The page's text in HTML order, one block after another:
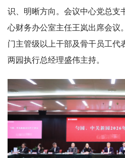
识、明晰方向。会议中心党总支
心财务办公室主任王岚出席会议
门主管级以上干部及骨干员工代
两园执行总经理盛伟主持。